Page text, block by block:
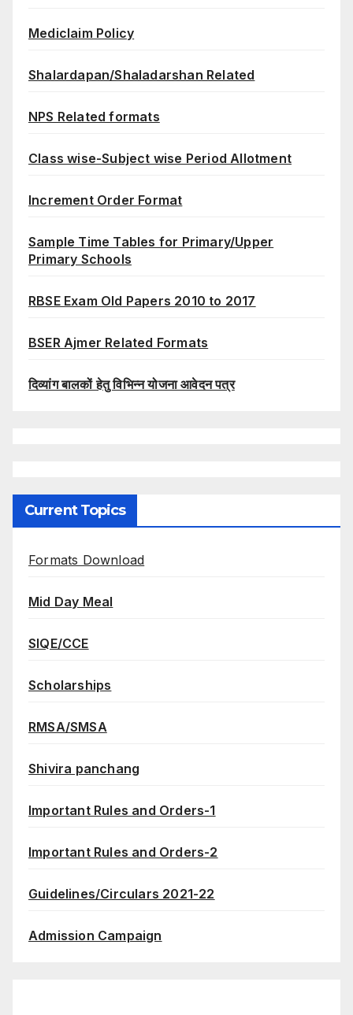
Mediclaim Policy
Shalardapan/Shaladarshan Related
NPS Related formats
Class wise-Subject wise Period Allotment
Increment Order Format
Sample Time Tables for Primary/Upper
Primary Schools
RBSE Exam Old Papers 2010 to 2017
BSER Ajmer Related Formats
दिव्यांग बालकों हेतु विभिन्न योजना आवेदन पत्र
Current Topics
Formats Download
Mid Day Meal
SIQE/CCE
Scholarships
RMSA/SMSA
Shivira panchang
Important Rules and Orders-1
Important Rules and Orders-2
Guidelines/Circulars 2021-22
Admission Campaign